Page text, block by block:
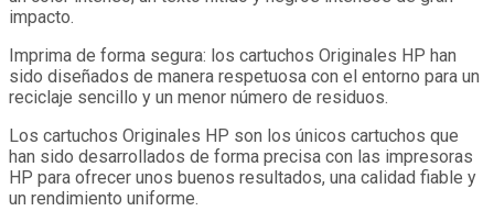
impacto.
Imprima de forma segura: los cartuchos Originales HP han
sido diseñados de manera respetuosa con el entorno para un
reciclaje sencillo y un menor número de residuos.
Los cartuchos Originales HP son los únicos cartuchos que
han sido desarrollados de forma precisa con las impresoras
HP para ofrecer unos buenos resultados, una calidad fiable y
un rendimiento uniforme.